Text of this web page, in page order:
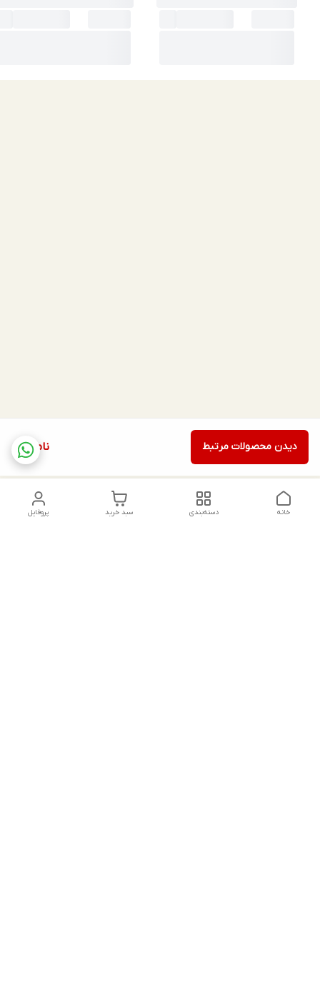
ناموجود دیدن محصولات مرتبط
پروفایل سبد خرید دسته‌بندی خانه